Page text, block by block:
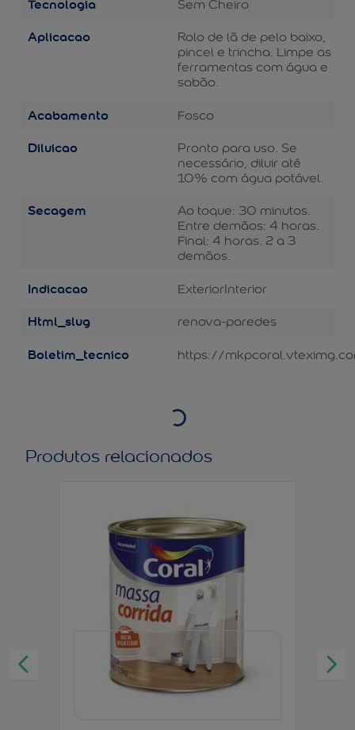
Sem Cheiro
Aplicacao
Rolo de lã de pelo baixo,
pincel e trincha. Limpe as
ferramentas com água e
sabão.
Acabamento Fosco
Diluicao
Pronto para uso. Se
necessário, diluir até
10% com água potável.
Secagem
Ao toque: 30 minutos.
Entre demãos: 4 horas.
Final: 4 horas. 2 a 3
demãos.
Indicacao ExteriorInterior
Html_slug renova-paredes
Boletim_tecnico https://
Produtos relacionados